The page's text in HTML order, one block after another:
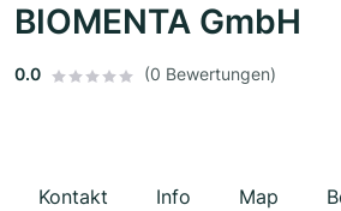
BIOMENTA GmbH
0.0 (0 Bewertungen)
Kontakt Info Map